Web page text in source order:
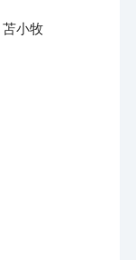
苫小牧